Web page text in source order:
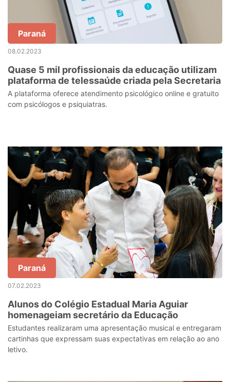
Paraná
08.02.2023
Quase 5 mil profissionais da educação utilizam
plataforma de telessaúde criada pela Secretaria
A plataforma oferece atendimento psicológico online e gratuito
com psicólogos e psiquiatras.
Paraná
07.02.2023
Alunos do Colégio Estadual Maria Aguiar
homenageiam secretário da Educação
Estudantes realizaram uma apresentação musical e entregaram
cartinhas que expressam suas expectativas em relação ao ano
letivo.